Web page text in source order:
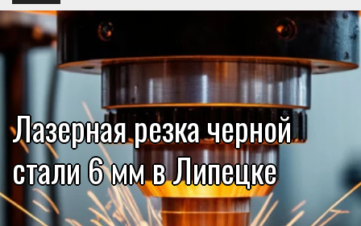
Лазерная резка черной
стали 6 мм в Липецке